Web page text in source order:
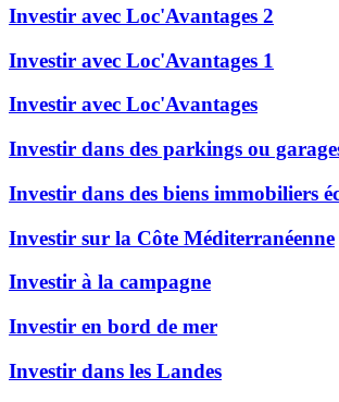
Investir avec Loc'Avantages 2
Investir avec Loc'Avantages 1
Investir avec Loc'Avantages
Investir dans des parkings ou
Investir dans des biens immobiliers
Investir sur la Côte Méditerranéenne
Investir à la campagne
Investir en bord de mer
Investir dans les Landes